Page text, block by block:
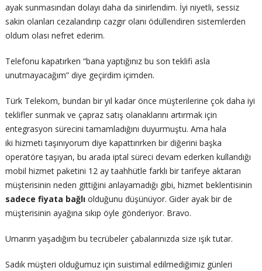
ayak sunmasından dolayı daha da sinirlendim. İyi niyetli, sessiz
sakin olanları cezalandırıp cazgır olanı ödüllendiren sistemlerden
oldum olası nefret ederim.
Telefonu kapatırken “bana yaptığınız bu son teklifi asla
unutmayacağım” diye geçirdim içimden.
Türk Telekom, bundan bir yıl kadar önce müşterilerine çok daha iyi
teklifler sunmak ve çapraz satış olanaklarını artırmak için
entegrasyon sürecini tamamladığını duyurmuştu. Ama hala
iki hizmeti taşınıyorum diye kapattırırken bir diğerini başka
operatöre taşıyan, bu arada iptal süreci devam ederken kullandığı
mobil hizmet paketini 12 ay taahhütle farklı bir tarifeye aktaran
müşterisinin neden gittiğini anlayamadığı gibi, hizmet beklentisinin
sadece fiyata bağlı olduğunu düşünüyor. Gider ayak bir de
müşterisinin ayağına sıkıp öyle gönderiyor. Bravo.
Umarım yaşadığım bu tecrübeler çabalarınızda size ışık tutar.
Sadık müşteri olduğumuz için suistimal edilmediğimiz günleri